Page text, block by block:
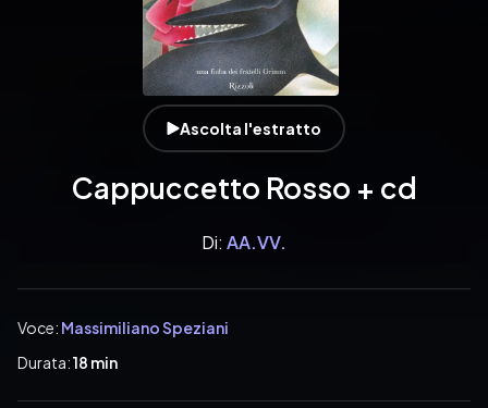
Ascolta l'estratto
Cappuccetto Rosso + cd
Di: AA.VV.
Voce: Massimiliano Speziani
Durata:18 min